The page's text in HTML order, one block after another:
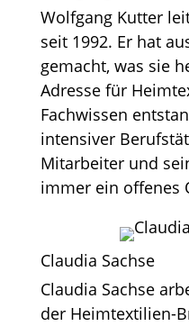
Wolfgang Kutter
seit 1992. Er hat
gemacht, was sie
Adresse für
Fachwissen
intensiver
Mitarbeiter und
immer ein offenes
Claudia Sachse
Claudia Sachse
der Heimtextilien-